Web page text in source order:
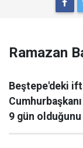
Ramazan
Beştepe'deki
9 gün